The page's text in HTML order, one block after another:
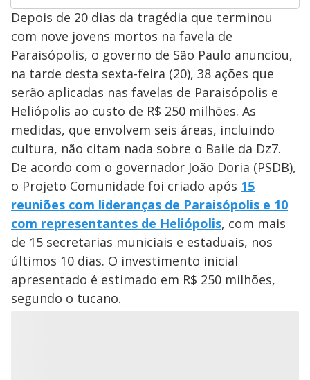
Depois de 20 dias da tragédia que terminou
com nove jovens mortos na favela de
Paraisópolis, o governo de São Paulo anunciou,
na tarde desta sexta-feira (20), 38 ações que
serão aplicadas nas favelas de Paraisópolis e
Heliópolis ao custo de R$ 250 milhões. As
medidas, que envolvem seis áreas, incluindo
cultura, não citam nada sobre o Baile da Dz7.
De acordo com o governador João Doria (PSDB),
o Projeto Comunidade foi criado após 15
reuniões com lideranças de Paraisópolis e 10
com representantes de Heliópolis, com mais
de 15 secretarias municiais e estaduais, nos
últimos 10 dias. O investimento inicial
apresentado é estimado em R$ 250 milhões,
segundo o tucano.